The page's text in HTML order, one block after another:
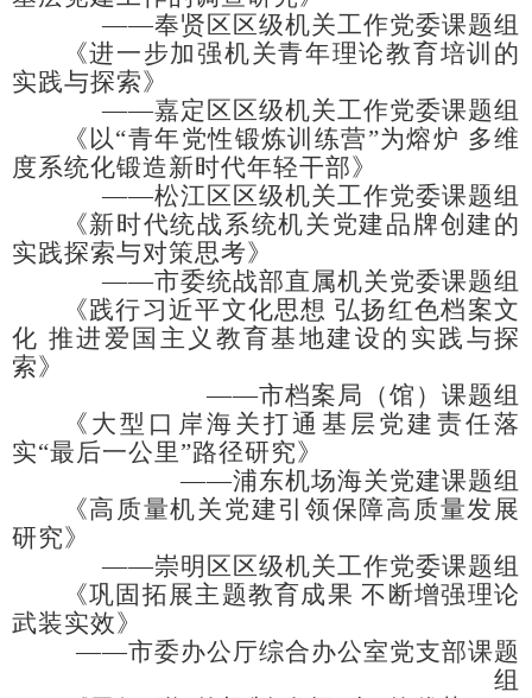
——奉贤区区级机关工作党委课题组
《进一步加强机关青年理论教育培训的
实践与探索》
——嘉定区区级机关工作党委课题组
《以“青年党性锻炼训练营”为熔炉 多维
度系统化锻造新时代年轻干部》
——松江区区级机关工作党委课题组
《新时代统战系统机关党建品牌创建的
实践探索与对策思考》
——市委统战部直属机关党委课题组
《践行习近平文化思想 弘扬红色档案文
化 推进爱国主义教育基地建设的实践与探
索》
——市档案局（馆）课题组
《大型口岸海关打通基层党建责任落
实“最后一公里”路径研究》
——浦东机场海关党建课题组
《高质量机关党建引领保障高质量发展
研究》
——崇明区区级机关工作党委课题组
《巩固拓展主题教育成果 不断增强理论
武装实效》
——市委办公厅综合办公室党支部课题
组